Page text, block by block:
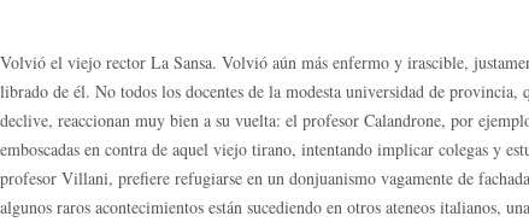
Volvió el viejo rector La Sansa. Volvió aún más enfermo y irascible,
librado de él. No todos los docentes de la modesta universidad de provincia,
declive, reaccionan muy bien a su vuelta: el profesor Calandrone, por
emboscadas en contra de aquel viejo tirano, intentando implicar colegas y
profesor Villani, prefiere refugiarse en un donjuanismo vagamente de
algunos raros acontecimientos están sucediendo en otros ateneos italianos,